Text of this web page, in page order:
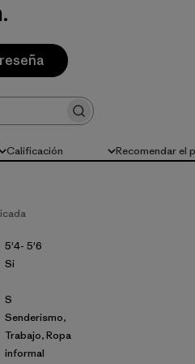
reseñas
Calificación
Todas las clasificaciones Recomendar el
Todo
5'4- 5'6
Si
S
Senderismo,
Trabajo, Ropa
informal